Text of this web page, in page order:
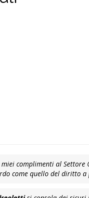
miei complimenti al
come quello del diritto